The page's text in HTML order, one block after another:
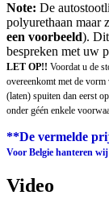
Note: De
polyurethaan maar
een voorbeeld).
bespreken met uw
LET OP!! Voordat u de
overeenkomt met de
(laten) spuiten dan eerst
onder géén enkele
**De vermelde
Voor Belgie hanteren
Video